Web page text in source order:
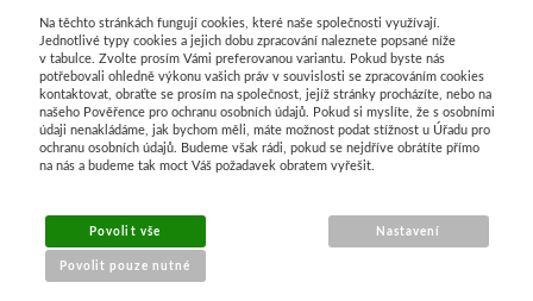
Barva ve spreji Montana
Gold 400ml – G5050 Sky
139 Kč
Na těchto stránkách fungují cookies, které naše společnosti využívají.
Jednotlivé typy cookies a jejich dobu zpracování naleznete popsané níže
v tabulce. Zvolte prosím Vámi preferovanou variantu. Pokud byste nás
potřebovali ohledně výkonu vašich práv v souvislosti se zpracováním cookies
kontaktovat, obraťte se prosím na společnost, jejíž stránky procházíte, nebo na
našeho Pověřence pro ochranu osobních údajů. Pokud si myslíte, že s osobními
údaji nenakládáme, jak bychom měli, máte možnost podat stížnost u Úřadu pro
ochranu osobních údajů. Budeme však rádi, pokud se nejdříve obrátíte přímo
na nás a budeme tak moct Váš požadavek obratem vyřešit.
Povolit vše
Povolit pouze nutné
Nastavení